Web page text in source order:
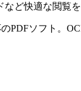
ど快適な閲覧を
のPDFソフト。